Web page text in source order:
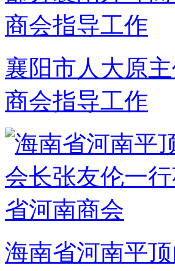
襄阳市人大原
商会指导工作
海南省河南平